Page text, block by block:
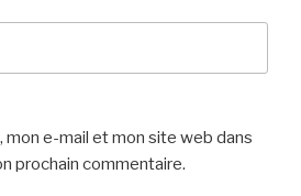
mon e-mail et mon site web dans
prochain commentaire.